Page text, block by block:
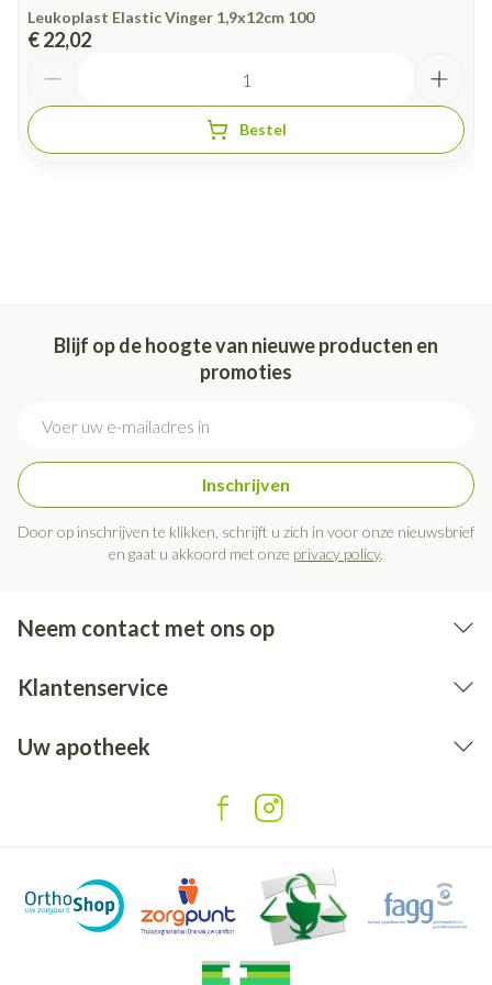
Leukoplast Elastic Vinger 1,9x12cm 100
€ 22,02
Bestel
Blijf op de hoogte van nieuwe producten en
promoties
Inschrijven
Door op inschrijven te klikken, schrijft u zich in voor onze nieuwsbrief
en gaat u akkoord met onze privacy policy.
Neem contact met ons op
Klantenservice
Uw apotheek